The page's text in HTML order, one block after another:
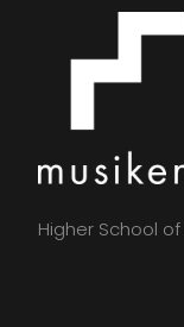
Higher School